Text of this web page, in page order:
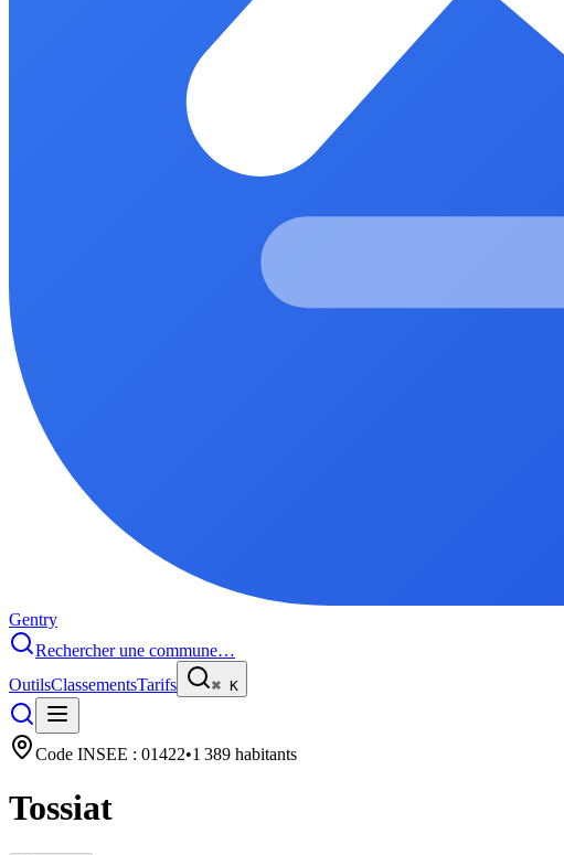
Gentry
Rechercher une commune…
OutilsClassementsTarifs ⌘ K
Code INSEE : 01422•1 389 habitants
Tossiat